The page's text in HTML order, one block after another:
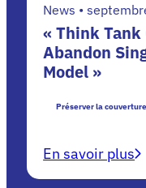
News •
« Think
Abandon
Model »
Préserver la
En savoir plus